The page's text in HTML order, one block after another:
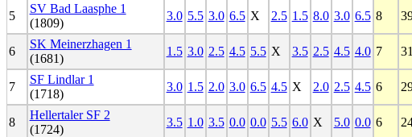
5
SV Bad Laasphe 1
(1809)
3.0 5.5 3.0 6.5 X 2.5 1.5 8.0 3.0 6.5 8
6
SK Meinerzhagen 1
(1681)
1.5 3.0 2.5 4.5 5.5 X 3.5 2.5 4.5 4.0 7
7
SF Lindlar 1
(1718)
3.0 1.5 2.0 3.0 6.5 4.5 X 2.0 2.5 4.5 6
8
Hellertaler SF 2
(1724)
3.5 1.0 3.5 0.0 0.0 5.5 6.0 X 5.0 0.0 6